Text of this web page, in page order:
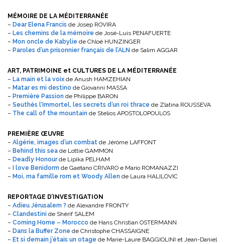
MÉMOIRE DE LA MÉDITERRANÉE
– Dear Elena Francis de Josep ROVIRA
– Les chemins de la mémoire de José-Luis PENAFUERTE
– Mon oncle de Kabylie de Chloé HUNZINGER
– Paroles d’un prisonnier français de l’ALN de Salim AGGAR
ART, PATRIMOINE et CULTURES DE LA MÉDITERRANÉE
– La main et la voix de Anush HAMZEHIAN
– Matar es mi destino de Giovanni MASSA
– Première Passion de Philippe BARON
– Seuthès l’Immortel, les secrets d’un roi thrace de Zlatina ROUSSEVA
– The call of the mountain de Stelios APOSTOLOPOULOS
PREMIÈRE ŒUVRE
– Algérie, images d’un combat de Jérôme LAFFONT
– Behind this sea de Lottie GAMMON
– Deadly Honourde Lipika PELHAM
–
I love Benidorm de Gaetano CRIVARO e Mario ROMANAZZI
– Moi, ma famille rom et Woody Allen de Laura HALILOVIC
REPORTAGE D’INVESTIGATION
– Adieu Jérusalem ? de Alexandre FRONTY
– Clandestini de Shérif SALEM
– Coming Home – Morocco de Hans Christian OSTERMANN
– Dans la Buffer Zone de Christophe CHASSAIGNE
– Et si demain j’étais un otage de Marie-Laure BAGGIOLINI et Jean-Daniel